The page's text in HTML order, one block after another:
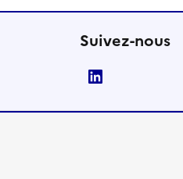
Suivez-nous